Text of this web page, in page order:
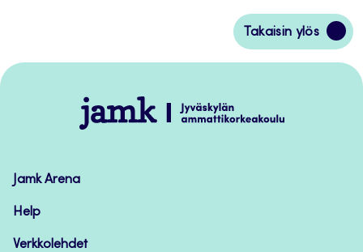
Takaisin ylös
Siirry
takaisin
Jamk
–
Jamk Arena
Help
Verkkolehdet